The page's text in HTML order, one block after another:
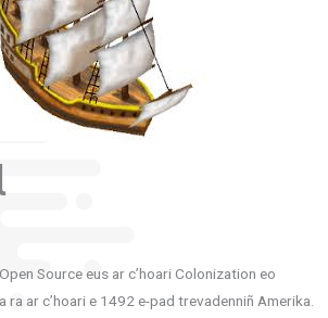
Source eus ar c’hoari Colonization eo
ra ar c’hoari e 1492 e-pad trevadenniñ Amerika.